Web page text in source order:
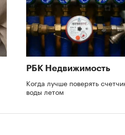
РБК Недвижимость
Когда лучше поверять
воды летом